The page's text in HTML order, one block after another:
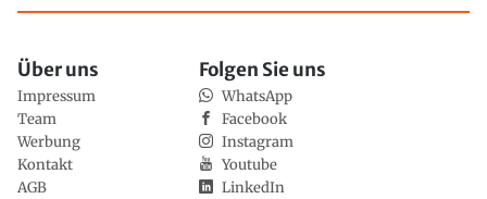
Über uns
Impressum
Team
Werbung
Kontakt
AGB
Folgen Sie uns
WhatsApp
Facebook
Instagram
Youtube
LinkedIn